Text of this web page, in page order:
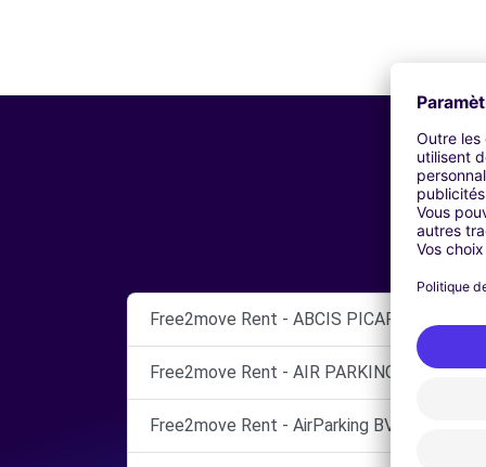
Free2move Rent - ABCIS PICARDIE BY
Free2move Rent - AIR PARKING BVA -
Free2move Rent - AirParking BVA - Paris